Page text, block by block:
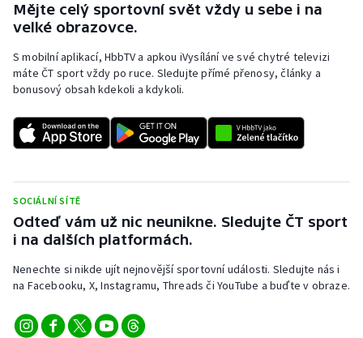
Ostatní
Mějte celý sportovní svět vždy u sebe i na
velké obrazovce.
S mobilní aplikací, HbbTV a apkou iVysílání ve své chytré televizi
máte ČT sport vždy po ruce. Sledujte přímé přenosy, články a
bonusový obsah kdekoli a kdykoli.
SOCIÁLNÍ SÍTĚ
Odteď vám už nic neunikne. Sledujte ČT sport
i na dalších platformách.
Nenechte si nikde ujít nejnovější sportovní události. Sledujte nás i
na Facebooku, X, Instagramu, Threads či YouTube a buďte v obraze.